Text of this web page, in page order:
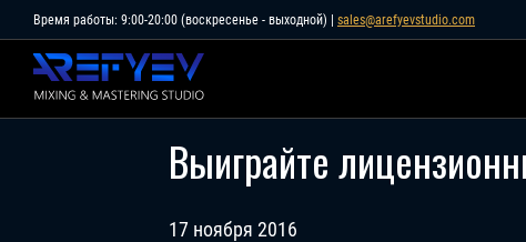
to
content
Время работы: 9:00-20:00 (воскресенье - выходной) | sales@arefyevstudio.com
Выиграйте
17 ноября 2016